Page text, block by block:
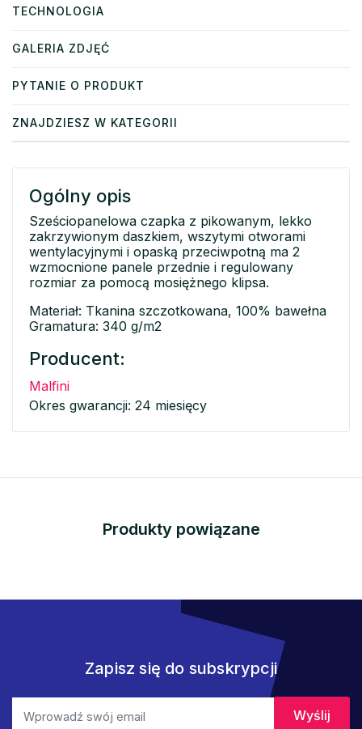
TECHNOLOGIA
GALERIA ZDJĘĆ
PYTANIE O PRODUKT
ZNAJDZIESZ W KATEGORII
Ogólny opis
Sześciopanelowa czapka z pikowanym, lekko
zakrzywionym daszkiem, wszytymi otworami
wentylacyjnymi i opaską przeciwpotną ma 2
wzmocnione panele przednie i regulowany
rozmiar za pomocą mosiężnego klipsa.
Materiał: Tkanina szczotkowana, 100% bawełna
Gramatura: 340 g/m2
Producent:
Malfini
Okres gwarancji: 24 miesięcy
Produkty powiązane
Zapisz się do subskrypcji